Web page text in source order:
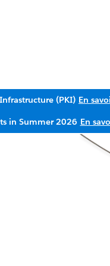
(PKI) En
in Summer 2026 En